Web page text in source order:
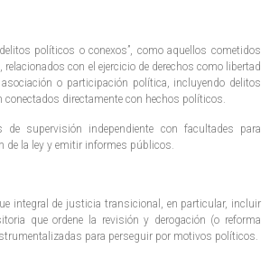
políticos o conexos”, como aquellos cometidos
con el ejercicio de derechos como libertad
asociación o participación política, incluyendo delitos
conectados directamente con hechos políticos.
de supervisión independiente con facultades para
de la ley y emitir informes públicos.
integral de justicia transicional, en particular, incluir
que ordene la revisión y derogación (o reforma
para perseguir por motivos políticos.